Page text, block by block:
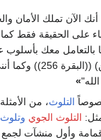
الآن تملك الأمان
على الحقيقة فقط كما
بالتعامل معك
لقبول أي قرار منطقي يعطى
»
التلوث، من
التلوث الجوي وتلوث
وأول منشآت لجمع